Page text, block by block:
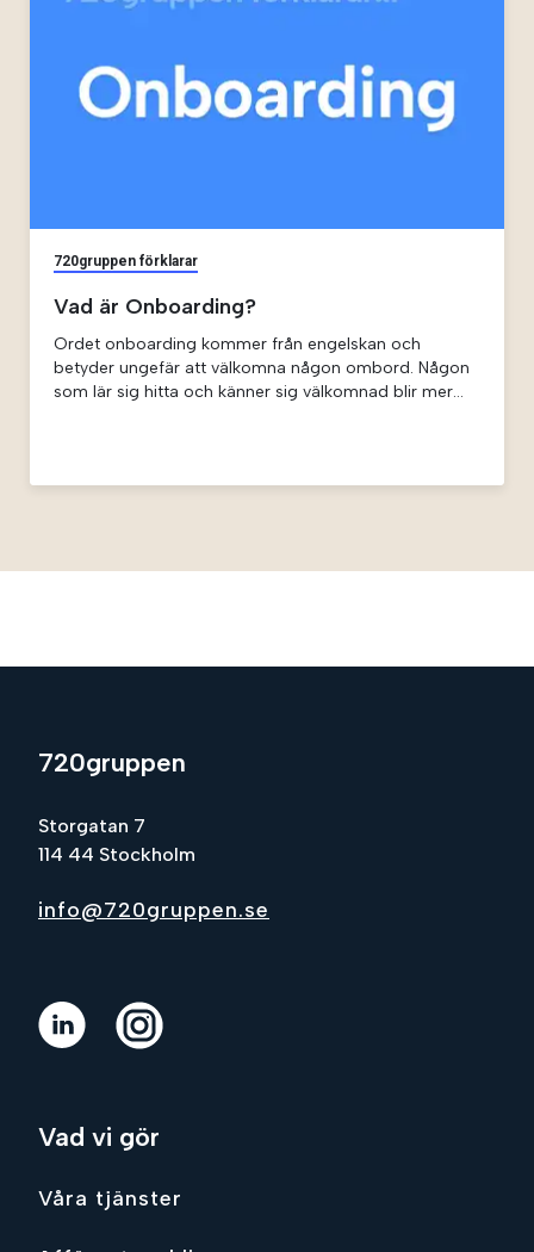
720gruppen förklarar
Vad är Onboarding?
Ordet onboarding kommer från engelskan och
betyder ungefär att välkomna någon ombord. Någon
som lär sig hitta och känner sig välkomnad blir mer
720gruppen
Storgatan 7
114 44 Stockholm
info@720gruppen.se
Vad vi gör
Våra tjänster